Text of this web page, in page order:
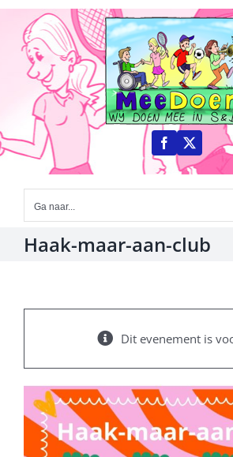
Ga
inhoud
Ga naar...
Haak-maar-aan-club
Dit evenement is